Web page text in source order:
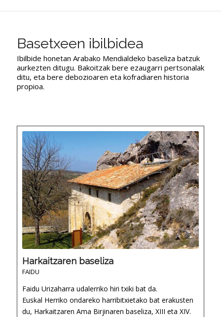
Basetxeen ibilbidea
Ibilbide honetan Arabako Mendialdeko baseliza batzuk
aurkezten ditugu. Bakoitzak bere ezaugarri pertsonalak
ditu, eta bere debozioaren eta kofradiaren historia
propioa.
Harkaitzaren baseliza
FAIDU
Faidu Urizaharra udalerriko hiri txiki bat da.
Euskal Herriko ondareko harribitxietako bat erakusten
du, Harkaitzaren Ama Birjinaren baseliza, XIII eta XIV.